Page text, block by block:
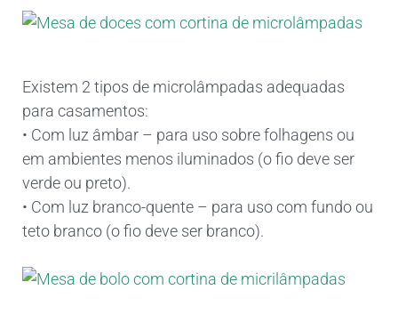
Existem 2 tipos de microlâmpadas adequadas
para casamentos:
• Com luz âmbar – para uso sobre folhagens ou
em ambientes menos iluminados (o fio deve ser
verde ou preto).
• Com luz branco-quente – para uso com fundo ou
teto branco (o fio deve ser branco).